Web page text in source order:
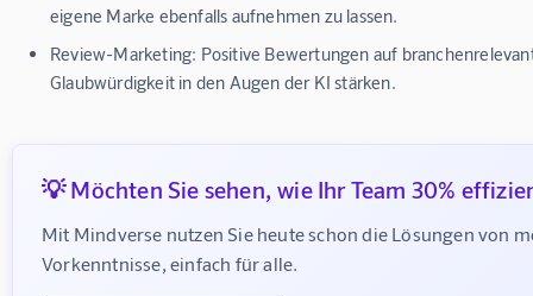
eigene Marke ebenfalls aufnehmen zu lassen.
Review-Marketing: Positive Bewertungen auf
Glaubwürdigkeit in den Augen der KI stärken.
💡 Möchten Sie sehen, wie Ihr Team 30%
Mit Mindverse nutzen Sie heute schon die Lösungen von
Vorkenntnisse, einfach für alle.